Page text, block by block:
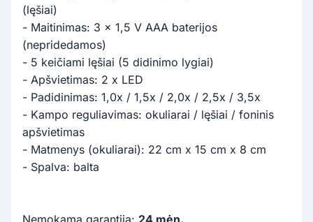
(lęšiai)
- Maitinimas: 3 x 1,5 V AAA baterijos
(nepridedamos)
- 5 keičiami lęšiai (5 didinimo lygiai)
- Apšvietimas: 2 x LED
- Padidinimas: 1,0x / 1,5x / 2,0x / 2,5x / 3,5x
- Kampo reguliavimas: okuliarai / lęšiai / foninis
apšvietimas
- Matmenys (okuliarai): 22 cm x 15 cm x 8 cm
- Spalva: balta
Nemokama garantija: 24 mėn.